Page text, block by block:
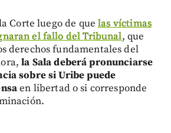
Corte luego de quelas víctimas
el fallo del Tribunal, que
derechos fundamentales del
la Sala deberá pronunciarse
sobre si Uribe puede
en libertad o si corresponde